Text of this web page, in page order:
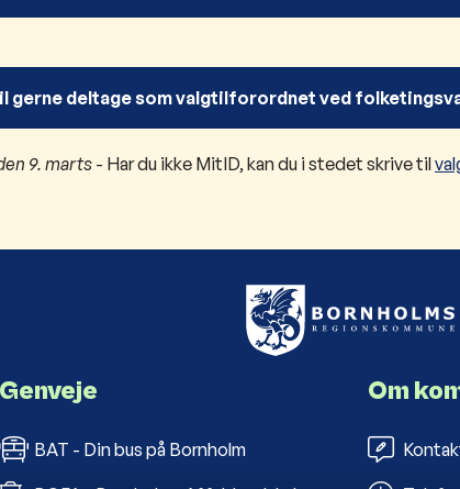
gerne deltage som valgtilforordnet ved
9. marts - Har du ikke MitID, kan du i stedet skrive til
Genveje
BAT - Din bus på Bornholm
Om